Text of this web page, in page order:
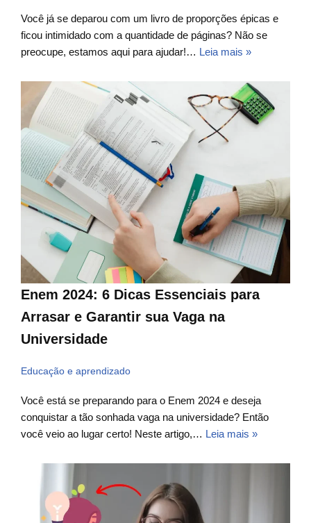
Você já se deparou com um livro de proporções épicas e
ficou intimidado com a quantidade de páginas? Não se
preocupe, estamos aqui para ajudar!… Leia mais »
Enem 2024: 6 Dicas Essenciais para
Arrasar e Garantir sua Vaga na
Universidade
Educação e aprendizado
Você está se preparando para o Enem 2024 e deseja
conquistar a tão sonhada vaga na universidade? Então
você veio ao lugar certo! Neste artigo,… Leia mais »